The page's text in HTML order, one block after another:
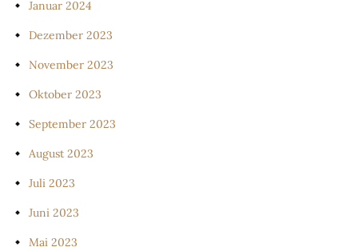
Januar 2024
Dezember 2023
November 2023
Oktober 2023
September 2023
August 2023
Juli 2023
Juni 2023
Mai 2023